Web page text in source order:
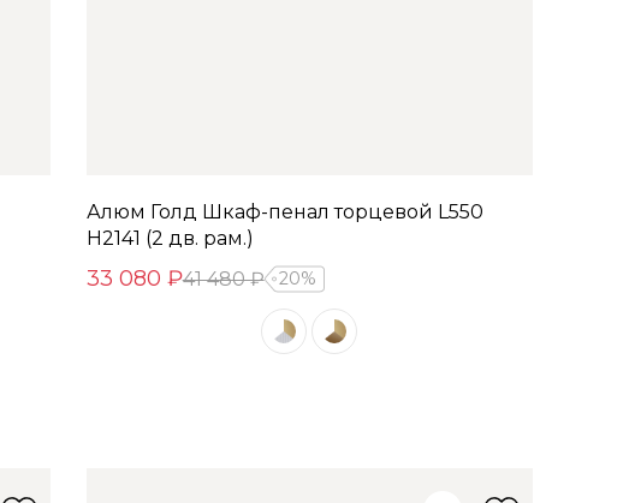
Алюм Голд Шкаф-пенал торцевой L550
H2141 (2 дв. рам.)
33 080 ₽41 480 ₽ 20%